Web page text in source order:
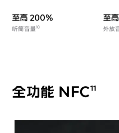
至高 200%
听筒音量
至
外放
全功能 NFC11